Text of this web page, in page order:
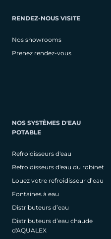
RENDEZ-NOUS VISITE
Nos showrooms
Prenez rendez-vous
NOS SYSTÈMES D'EAU
POTABLE
Refroidisseurs d'eau
Refroidisseurs d'eau du robinet
Louez votre refroidisseur d’eau
Fontaines à eau
Distributeurs d’eau
Distributeurs d’eau chaude
d'AQUALEX